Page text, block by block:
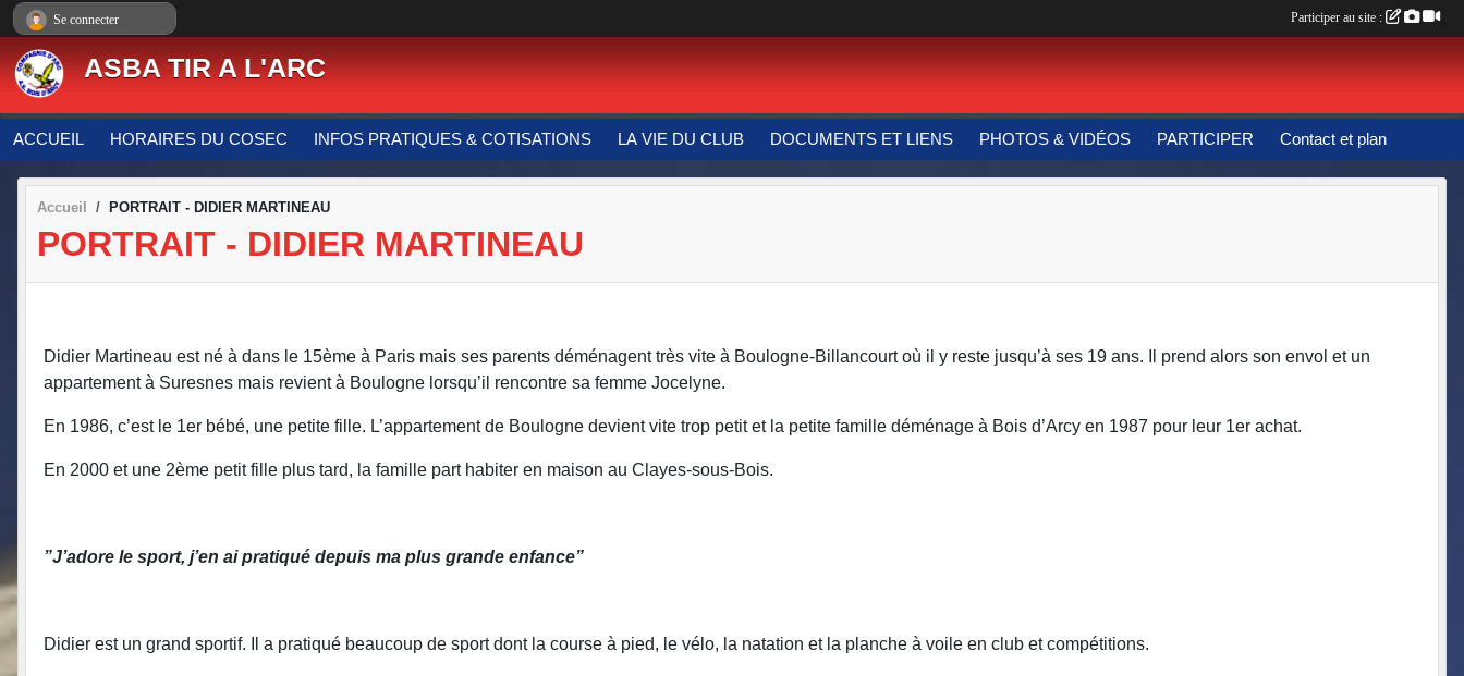
ASBA TIR A L'ARC
ACCUEIL HORAIRES DU COSEC INFOS PRATIQUES & COTISATIONS LA VIE DU CLUB DOCUMENTS ET LIENS PHOTOS & VIDÉOS PARTICIPER Contact et plan
Accueil PORTRAIT - DIDIER MARTINEAU
PORTRAIT - DIDIER MARTINEAU
Didier Martineau est né à dans le 15ème à Paris mais ses parents déménagent très vite à Boulogne-Billancourt où il y reste jusqu’à ses 19 ans. Il prend alors son envol et un
appartement à Suresnes mais revient à Boulogne lorsqu’il rencontre sa femme Jocelyne.
En 1986, c’est le 1er bébé, une petite fille. L’appartement de Boulogne devient vite trop petit et la petite famille déménage à Bois d’Arcy en 1987 pour leur 1er achat.
En 2000 et une 2ème petit fille plus tard, la famille part habiter en maison au Clayes-sous-Bois.
”J’adore le sport, j’en ai pratiqué depuis ma plus grande enfance”
Didier est un grand sportif. Il a pratiqué beaucoup de sport dont la course à pied, le vélo, la natation et la planche à voile en club et compétitions.
Se connecter Participer au site :
Panneau de gestion des cookies